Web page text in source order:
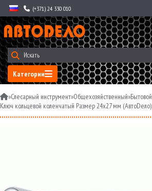
(+371) 24 330 010
Категории
»Слесарный инструмент»Общехозяйственный»Бытовой
Ключ кольцевой коленчатый Размер 24х27 мм